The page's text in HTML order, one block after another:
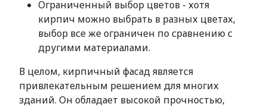
Ограниченный выбор цветов - хотя
кирпич можно выбрать в разных цветах,
выбор все же ограничен по сравнению с
другими материалами.
В целом, кирпичный фасад является
привлекательным решением для многих
зданий. Он обладает высокой прочностью,